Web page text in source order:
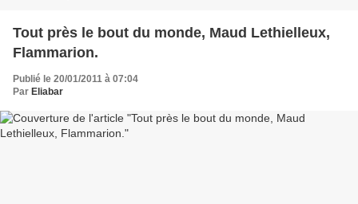
Tout près le bout du monde, Maud Lethielleux,
Flammarion.
Publié le 20/01/2011 à 07:04
Par Eliabar